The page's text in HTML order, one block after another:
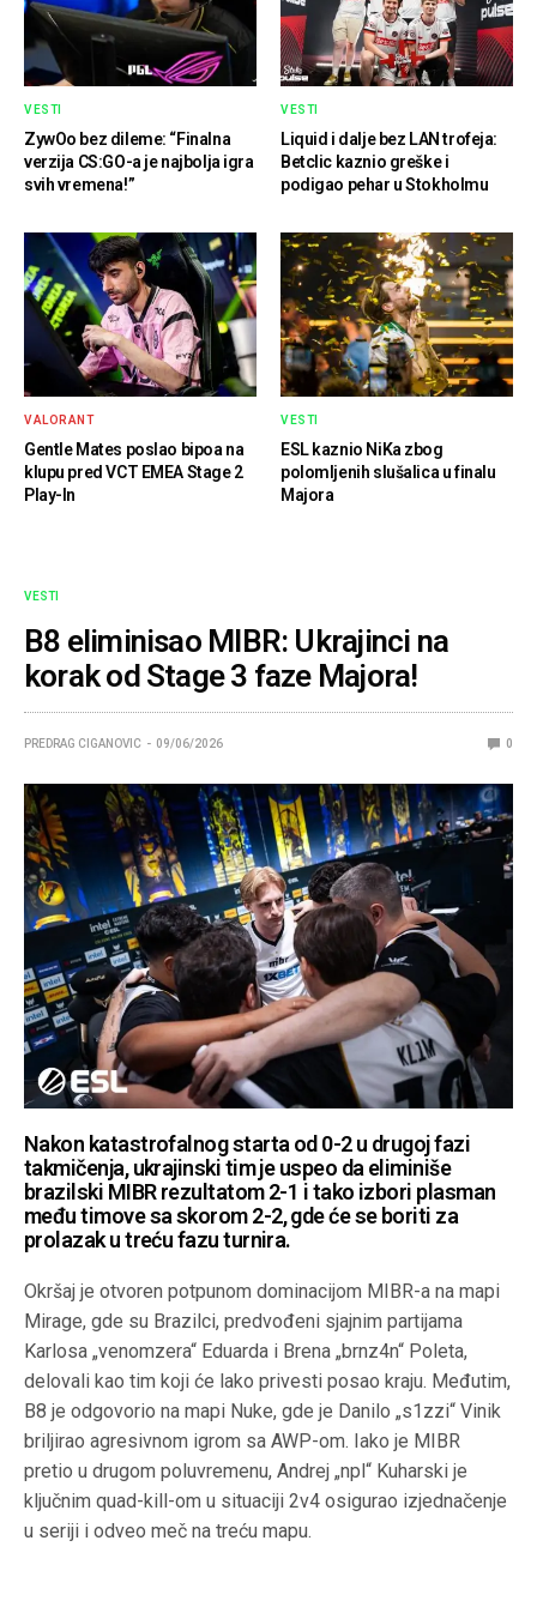
VESTI
ZywOo bez dileme: “Finalna
verzija CS:GO-a je najbolja igra
svih vremena!”
VESTI
Liquid i dalje bez LAN trofeja:
Betclic kaznio greške i
podigao pehar u Stokholmu
VALORANT
Gentle Mates poslao bipoa na
klupu pred VCT EMEA Stage 2
Play-In
VESTI
ESL kaznio NiKa zbog
polomljenih slušalica u finalu
Majora
VESTI
B8 eliminisao MIBR: Ukrajinci na
korak od Stage 3 faze Majora!
PREDRAG CIGANOVIC 09/06/2026 0
Nakon katastrofalnog starta od 0-2 u drugoj fazi
takmičenja, ukrajinski tim je uspeo da eliminiše
brazilski MIBR rezultatom 2-1 i tako izbori plasman
među timove sa skorom 2-2, gde će se boriti za
prolazak u treću fazu turnira.
Okršaj je otvoren potpunom dominacijom MIBR-a na mapi
Mirage, gde su Brazilci, predvođeni sjajnim partijama
Karlosa „venomzera“ Eduarda i Brena „brnz4n“ Poleta,
delovali kao tim koji će lako privesti posao kraju. Međutim,
B8 je odgovorio na mapi Nuke, gde je Danilo „s1zzi“ Vinik
briljirao agresivnom igrom sa AWP-om. Iako je MIBR
pretio u drugom poluvremenu, Andrej „npl“ Kuharski je
ključnim quad-kill-om u situaciji 2v4 osigurao izjednačenje
u seriji i odveo meč na treću mapu.